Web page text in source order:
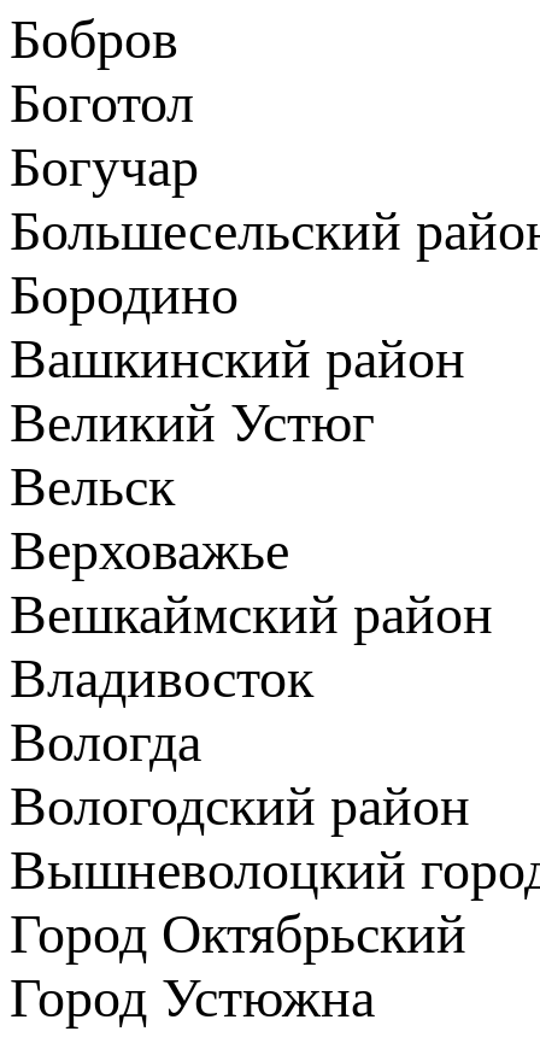
Бобров
Боготол
Богучар
Большесельский
Бородино
Вашкинский район
Великий Устюг
Вельск
Верховажье
Вешкаймский район
Владивосток
Вологда
Вологодский район
Вышневолоцкий
Город Октябрьский
Город Устюжна